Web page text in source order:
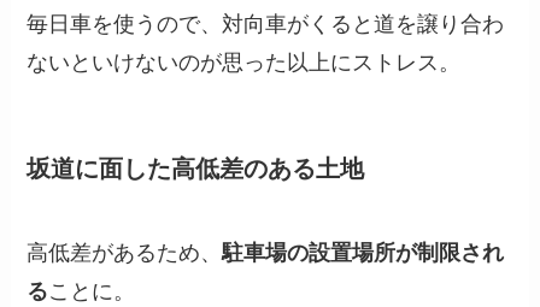
毎日車を使うので、対向車がくると道を譲り合わ
ないといけないのが思った以上にストレス。
坂道に面した高低差のある土地
高低差があるため、駐車場の設置場所が制限され
ることに。